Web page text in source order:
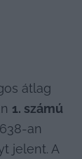
átlag
1. számú
an
jelent. A